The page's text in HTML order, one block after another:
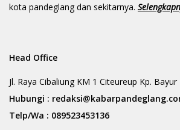
kota pandeglang dan sekitarnya.
Head Office
Jl. Raya Cibaliung KM 1 Citeureup Kp.
Hubungi :
Telp/Wa : 089523453136